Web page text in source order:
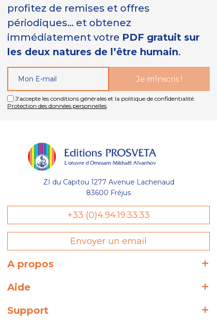
profitez de remises et offres
périodiques… et obtenez
immédiatement votre PDF gratuit sur
les deux natures de l’être humain.
J'accepte les conditions générales et la politique de confidentialité.
Protection des données personnelles.
ZI du Capitou 1277 Avenue Lachenaud
83600 Fréjus
+33 (0)4.94.19.33.33
Envoyer un email
A propos
Aide
Support